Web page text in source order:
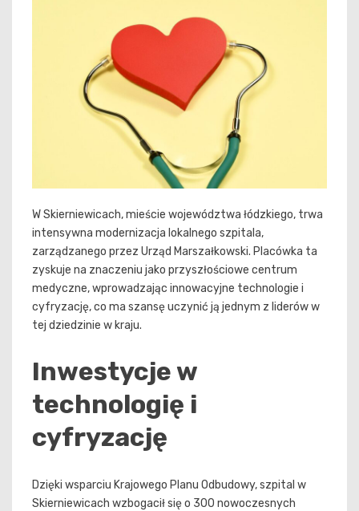
W Skierniewicach, mieście województwa łódzkiego, trwa
intensywna modernizacja lokalnego szpitala,
zarządzanego przez Urząd Marszałkowski. Placówka ta
zyskuje na znaczeniu jako przyszłościowe centrum
medyczne, wprowadzając innowacyjne technologie i
cyfryzację, co ma szansę uczynić ją jednym z liderów w
tej dziedzinie w kraju.
Inwestycje w
technologię i
cyfryzację
Dzięki wsparciu Krajowego Planu Odbudowy, szpital w
Skierniewicach wzbogacił się o 300 nowoczesnych